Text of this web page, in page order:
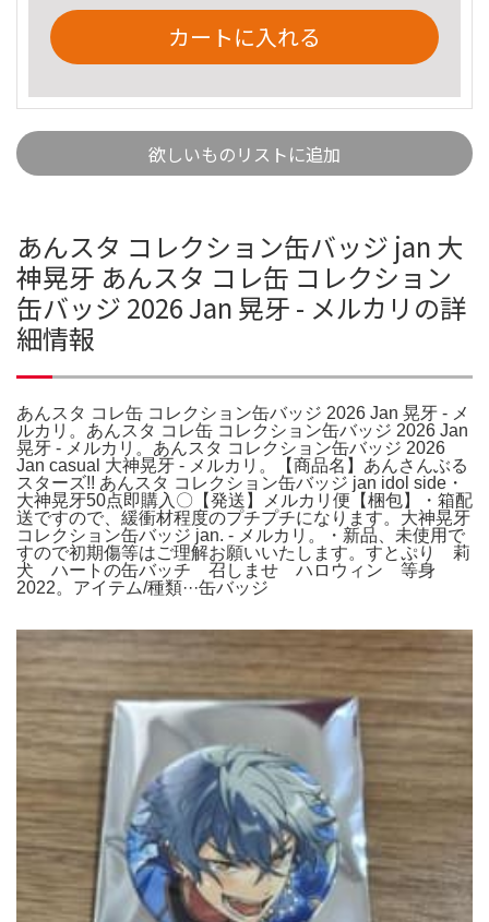
カートに入れる
欲しいものリストに追加
あんスタ コレクション缶バッジ jan 大
神晃牙 あんスタ コレ缶 コレクション
缶バッジ 2026 Jan 晃牙 - メルカリの詳
細情報
あんスタ コレ缶 コレクション缶バッジ 2026 Jan 晃牙 - メ
ルカリ。あんスタ コレ缶 コレクション缶バッジ 2026 Jan
晃牙 - メルカリ。あんスタ コレクション缶バッジ 2026
Jan casual 大神晃牙 - メルカリ。【商品名】あんさんぶる
スターズ!! あんスタ コレクション缶バッジ jan idol side・
大神晃牙50点即購入〇【発送】メルカリ便【梱包】・箱配
送ですので、緩衝材程度のプチプチになります。大神晃牙
コレクション缶バッジ jan. - メルカリ。・新品、未使用で
すので初期傷等はご理解お願いいたします。すとぷり 莉
犬 ハートの缶バッチ 召しませ ハロウィン 等身
2022。アイテム/種類···缶バッジ